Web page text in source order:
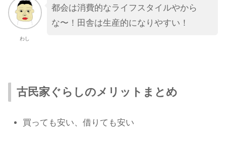
わし
都会は消費的なライフスタイルやから
な〜！田舎は生産的になりやすい！
古民家ぐらしのメリットまとめ
買っても安い、借りても安い